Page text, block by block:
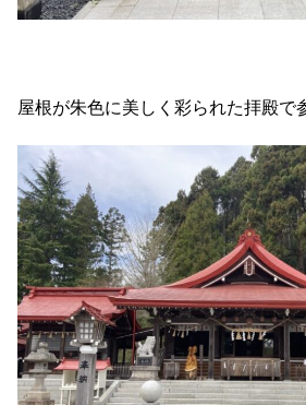
屋根が朱色に美しく彩られた拝殿で